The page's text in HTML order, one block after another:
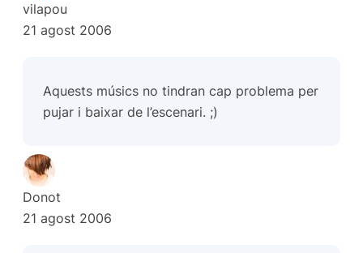
vilapou
21 agost 2006
Aquests músics no tindran cap problema per
pujar i baixar de l’escenari. ;)
Donot
21 agost 2006